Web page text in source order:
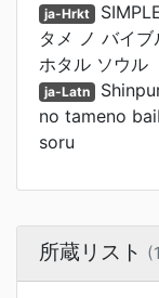
ja-Hrkt
タメ ノ バイ
ホタル ソウル
ja-Latn
no tameno
soru
所蔵リスト